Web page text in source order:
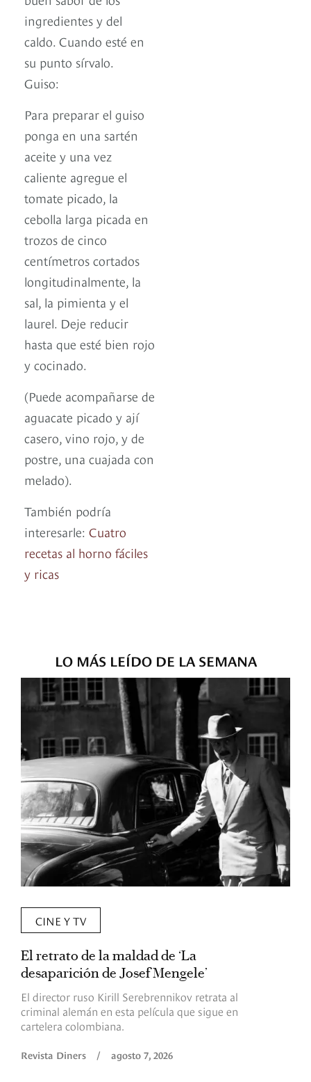
ingredientes y del
caldo. Cuando esté en
su punto sírvalo.
Guiso:
Para preparar el guiso
ponga en una sartén
aceite y una vez
caliente agregue el
tomate picado, la
cebolla larga picada en
trozos de cinco
centímetros cortados
longitudinalmente, la
sal, la pimienta y el
laurel. Deje reducir
hasta que esté bien rojo
y cocinado.
(Puede acompañarse de
aguacate picado y ají
casero, vino rojo, y de
postre, una cuajada con
melado).
También podría
interesarle: Cuatro
recetas al horno fáciles
y ricas
LO MÁS LEÍDO DE LA SEMANA
CINE Y TV
El retrato de la maldad de ‘La
desaparición de Josef Mengele’
El director ruso Kirill Serebrennikov retrata al
criminal alemán en esta película que sigue en
cartelera colombiana.
Revista Diners / agosto 7, 2026